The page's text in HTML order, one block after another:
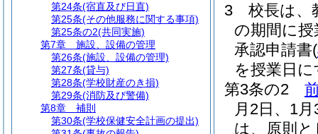
3
校長は、
の期間に
承認申請書(
を授業日
第3条の2
月2日、1
は、原則
第24条(宿直及び日直)
第25条(その他服務に関する事項)
第25条の2(共同実施)
第7章
施設、設備の管理
第26条(施設、設備の管理)
第27条(貸与)
第28条(学校財産のき損)
第29条(消防及び警備)
第8章
補則
第30条(学校保健安全計画の提出)